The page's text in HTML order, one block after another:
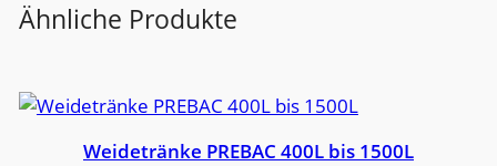
Ähnliche Produkte
Weidetränke PREBAC 400L bis 1500L